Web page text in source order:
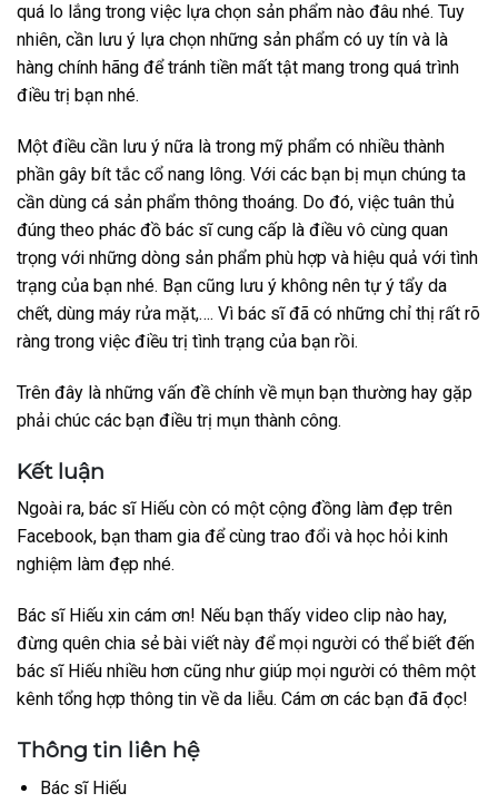
quá lo lắng trong việc lựa chọn sản phẩm nào đâu nhé. Tuy
nhiên, cần lưu ý lựa chọn những sản phẩm có uy tín và là
hàng chính hãng để tránh tiền mất tật mang trong quá trình
điều trị bạn nhé.
Một điều cần lưu ý nữa là trong mỹ phẩm có nhiều thành
phần gây bít tắc cổ nang lông. Với các bạn bị mụn chúng ta
cần dùng cá sản phẩm thông thoáng. Do đó, việc tuân thủ
đúng theo phác đồ bác sĩ cung cấp là điều vô cùng quan
trọng với những dòng sản phẩm phù hợp và hiệu quả với tình
trạng của bạn nhé. Bạn cũng lưu ý không nên tự ý tẩy da
chết, dùng máy rửa mặt,…. Vì bác sĩ đã có những chỉ thị rất rõ
ràng trong việc điều trị tình trạng của bạn rồi.
Trên đây là những vấn đề chính về mụn bạn thường hay gặp
phải chúc các bạn điều trị mụn thành công.
Kết luận
Ngoài ra, bác sĩ Hiếu còn có một cộng đồng làm đẹp trên
Facebook, bạn tham gia để cùng trao đổi và học hỏi kinh
nghiệm làm đẹp nhé.
Bác sĩ Hiếu xin cám ơn! Nếu bạn thấy video clip nào hay,
đừng quên chia sẻ bài viết này để mọi người có thể biết đến
bác sĩ Hiếu nhiều hơn cũng như giúp mọi người có thêm một
kênh tổng hợp thông tin về da liễu. Cám ơn các bạn đã đọc!
Thông tin liên hệ
Bác sĩ Hiếu